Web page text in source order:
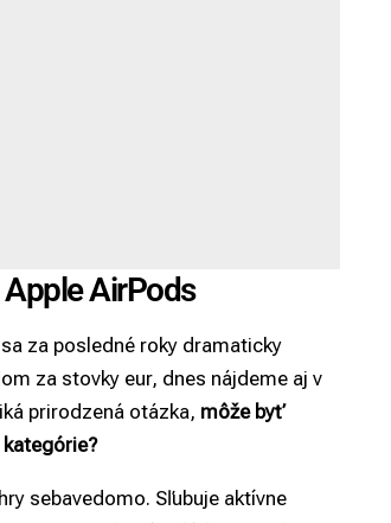
AirPods
za posledné roky dramaticky
za stovky eur, dnes nájdeme aj v
prirodzená otázka, môže byť
sebavedomo. Sľubuje aktívne